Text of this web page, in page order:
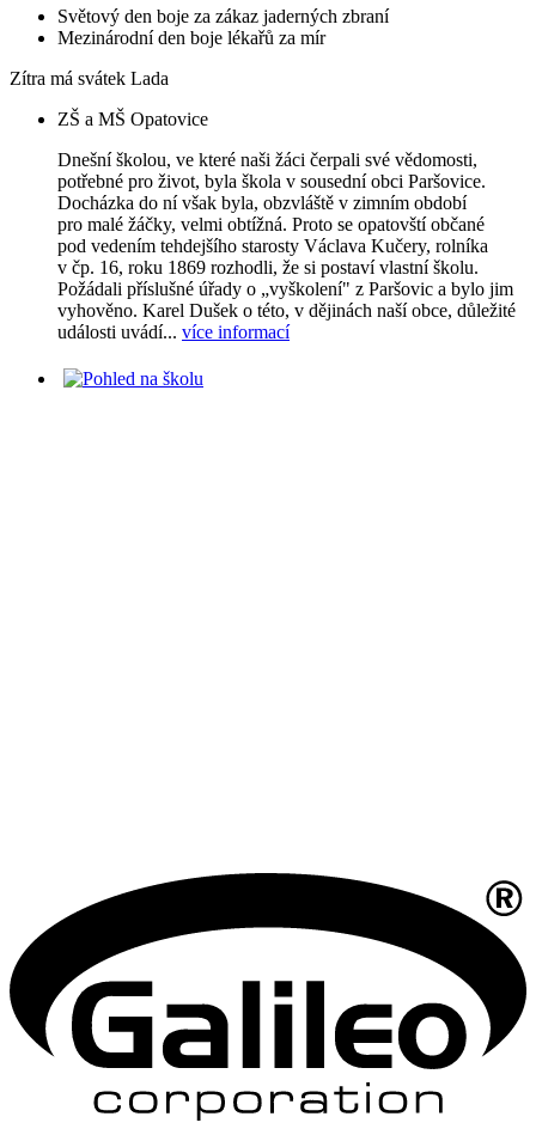
Světový den boje za zákaz jaderných zbraní
Mezinárodní den boje lékařů za mír
Zítra má svátek Lada
ZŠ a MŠ Opatovice
Dnešní školou, ve které naši žáci čerpali své vědomosti,
potřebné pro život, byla škola v sousední obci Paršovice.
Docházka do ní však byla, obzvláště v zimním období
pro malé žáčky, velmi obtížná. Proto se opatovští občané
pod vedením tehdejšího starosty Václava Kučery, rolníka
v čp. 16, roku 1869 rozhodli, že si postaví vlastní školu.
Požádali příslušné úřady o „vyškolení" z Paršovic a bylo jim
vyhověno. Karel Dušek o této, v dějinách naší obce, důležité
události uvádí... více informací